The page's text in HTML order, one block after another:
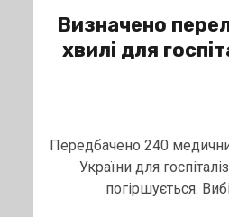
Визначено
хвилі для
Передбачено 240
України для
погіршується.